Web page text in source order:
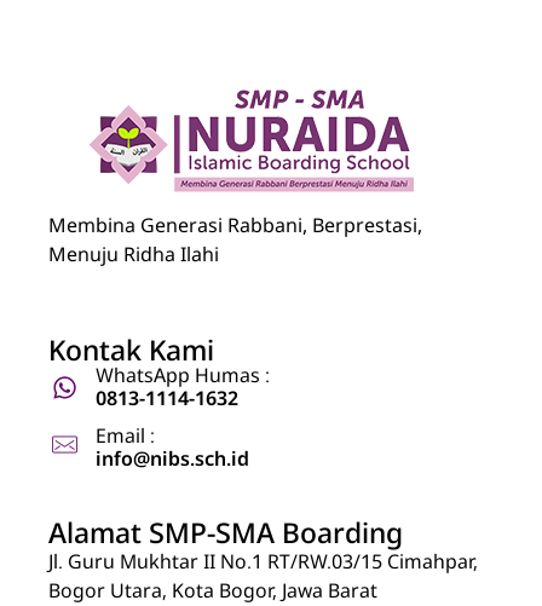
Nuraida Islamic Boarding School
Membina Generasi Rabbani, Berprestasi,
Menuju Ridha Ilahi
Kontak Kami
WhatsApp Humas :
0813-1114-1632
Email :
info@nibs.sch.id
Alamat SMP-SMA Boarding
Jl. Guru Mukhtar II No.1 RT/RW.03/15 Cimahpar,
Bogor Utara, Kota Bogor, Jawa Barat